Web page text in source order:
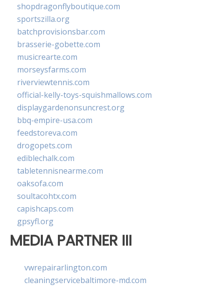
shopdragonflyboutique.com
sportszilla.org
batchprovisionsbar.com
brasserie-gobette.com
musicrearte.com
morseysfarms.com
riverviewtennis.com
official-kelly-toys-squishmallows.com
displaygardenonsuncrest.org
bbq-empire-usa.com
feedstoreva.com
drogopets.com
ediblechalk.com
tabletennisnearme.com
oaksofa.com
soultacohtx.com
capishcaps.com
gpsyfl.org
MEDIA PARTNER III
vwrepairarlington.com
cleaningservicebaltimore-md.com